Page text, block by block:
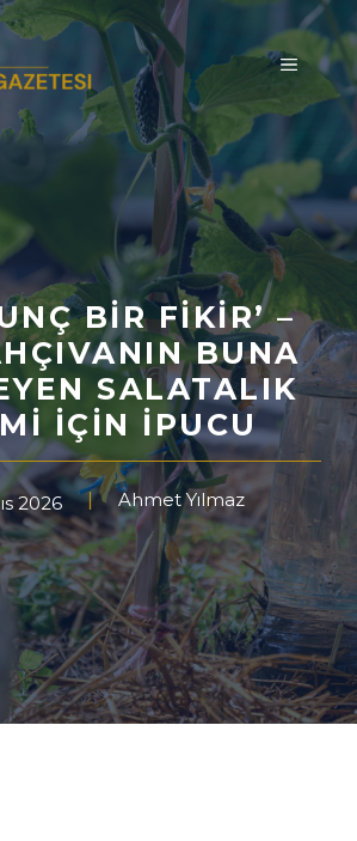
MENÜ
BIR FIKIR’ –
BUNA
SALATALIK
İÇIN İPUCU
2026 Ahmet Yılmaz